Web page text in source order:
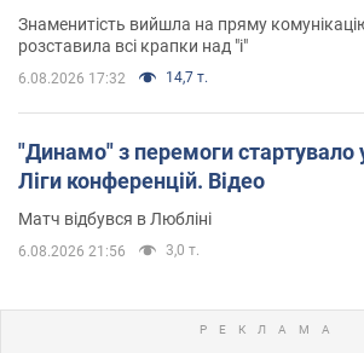
Знаменитість вийшла на пряму
розставила всі крапки над "і"
6.08.2026 17:32 14,7 т.
"Динамо" з перемоги стартувало у
Ліги конференцій. Відео
Матч відбувся в Любліні
6.08.2026 21:56 3,0 т.